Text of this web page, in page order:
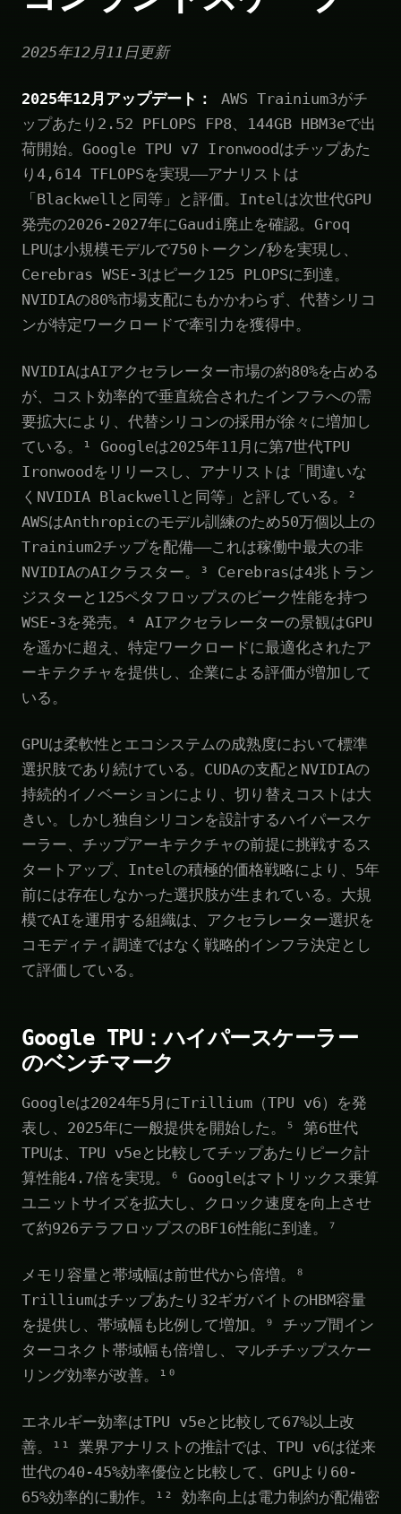
2025年12月11日更新
2025年12月アップデート：
AWS Trainium3がチ
ップあたり2.52 PFLOPS FP8、144GB HBM3eで出
荷開始。Google TPU v7 Ironwoodはチップあた
り4,614 TFLOPSを実現——アナリストは
「Blackwellと同等」と評価。Intelは次世代GPU
発売の2026-2027年にGaudi廃止を確認。Groq
LPUは小規模モデルで750トークン/秒を実現し、
Cerebras WSE-3はピーク125 PLOPSに到達。
NVIDIAの80%市場支配にもかかわらず、代替シリコ
ンが特定ワークロードで牽引力を獲得中。
NVIDIAはAIアクセラレーター市場の約80%を占める
が、コスト効率的で垂直統合されたインフラへの需
要拡大により、代替シリコンの採用が徐々に増加し
ている。¹ Googleは2025年11月に第7世代TPU
Ironwoodをリリースし、アナリストは「間違いな
くNVIDIA Blackwellと同等」と評している。²
AWSはAnthropicのモデル訓練のため50万個以上の
Trainium2チップを配備——これは稼働中最大の非
NVIDIAのAIクラスター。³ Cerebrasは4兆トラン
ジスターと125ペタフロップスのピーク性能を持つ
WSE-3を発売。⁴ AIアクセラレーターの景観はGPU
を遥かに超え、特定ワークロードに最適化されたア
ーキテクチャを提供し、企業による評価が増加して
いる。
GPUは柔軟性とエコシステムの成熟度において標準
選択肢であり続けている。CUDAの支配とNVIDIAの
持続的イノベーションにより、切り替えコストは大
きい。しかし独自シリコンを設計するハイパースケ
ーラー、チップアーキテクチャの前提に挑戦するス
タートアップ、Intelの積極的価格戦略により、5年
前には存在しなかった選択肢が生まれている。大規
模でAIを運用する組織は、アクセラレーター選択を
コモディティ調達ではなく戦略的インフラ決定とし
て評価している。
Google TPU：ハイパースケーラー
のベンチマーク
Googleは2024年5月にTrillium（TPU v6）を発
表し、2025年に一般提供を開始した。⁵ 第6世代
TPUは、TPU v5eと比較してチップあたりピーク計
算性能4.7倍を実現。⁶ Googleはマトリックス乗算
ユニットサイズを拡大し、クロック速度を向上させ
て約926テラフロップスのBF16性能に到達。⁷
メモリ容量と帯域幅は前世代から倍増。⁸
Trilliumはチップあたり32ギガバイトのHBM容量
を提供し、帯域幅も比例して増加。⁹ チップ間イン
ターコネクト帯域幅も倍増し、マルチチップスケー
リング効率が改善。¹⁰
エネルギー効率はTPU v5eと比較して67%以上改
善。¹¹ 業界アナリストの推計では、TPU v6は従来
世代の40-45%効率優位と比較して、GPUより60-
65%効率的に動作。¹² 効率向上は電力制約が配備密